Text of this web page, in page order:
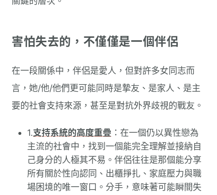
害怕失去的，不僅僅是一個伴侶
在一段關係中，伴侶是愛人，但對許多女同志而
言，她/他/他們更可能同時是摯友、是家人、是主
要的社會支持來源，甚至是對抗外界歧視的戰友。
1.支持系統的高度重疊 ：在一個仍以異性戀為
主流的社會中，找到一個能完全理解並接納自
己身分的人極其不易。伴侶往往是那個能分享
所有關於性向認同、出櫃掙扎、家庭壓力與職
場困境的唯一窗口。分手，意味著可能瞬間失